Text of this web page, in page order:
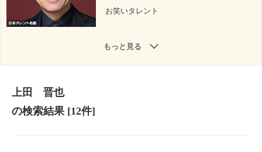
お笑いタレント
もっと見る
上田 晋也
の検索結果[12件]